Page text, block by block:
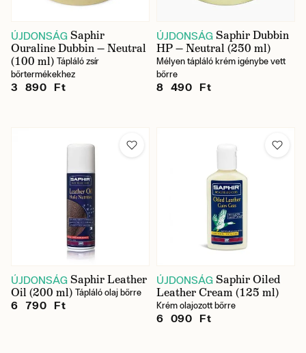
ÚJDONSÁG Saphir
Ouraline Dubbin — Neutral
(100 ml) Tápláló zsír
bőrtermékekhez
3 890 Ft
ÚJDONSÁG Saphir Dubbin
HP — Neutral (250 ml)
Mélyen tápláló krém igénybe vett
bőrre
8 490 Ft
ÚJDONSÁG Saphir Leather
Oil (200 ml) Tápláló olaj bőrre
6 790 Ft
ÚJDONSÁG Saphir Oiled
Leather Cream (125 ml)
Krém olajozott bőrre
6 090 Ft